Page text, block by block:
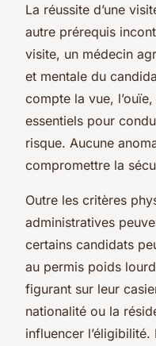
La réussite d’une
autre prérequis
visite, un médecin
et mentale du
compte la vue,
essentiels pour
risque. Aucune
compromettre la
Outre les critères
administratives
certains candidats
au permis poids
figurant sur leur
nationalité ou la
influencer